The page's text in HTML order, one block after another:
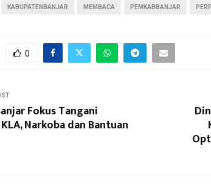
KABUPATENBANJAR MEMBACA PEMKABBANJAR
0
Fokus Tangani
Narkoba dan Bantuan